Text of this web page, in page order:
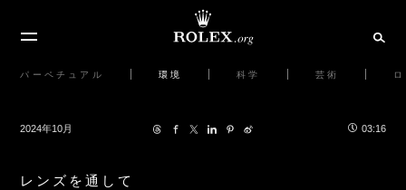
パーペチュアル 環境 科学 芸術
2024年10月 03:16
レンズを通して